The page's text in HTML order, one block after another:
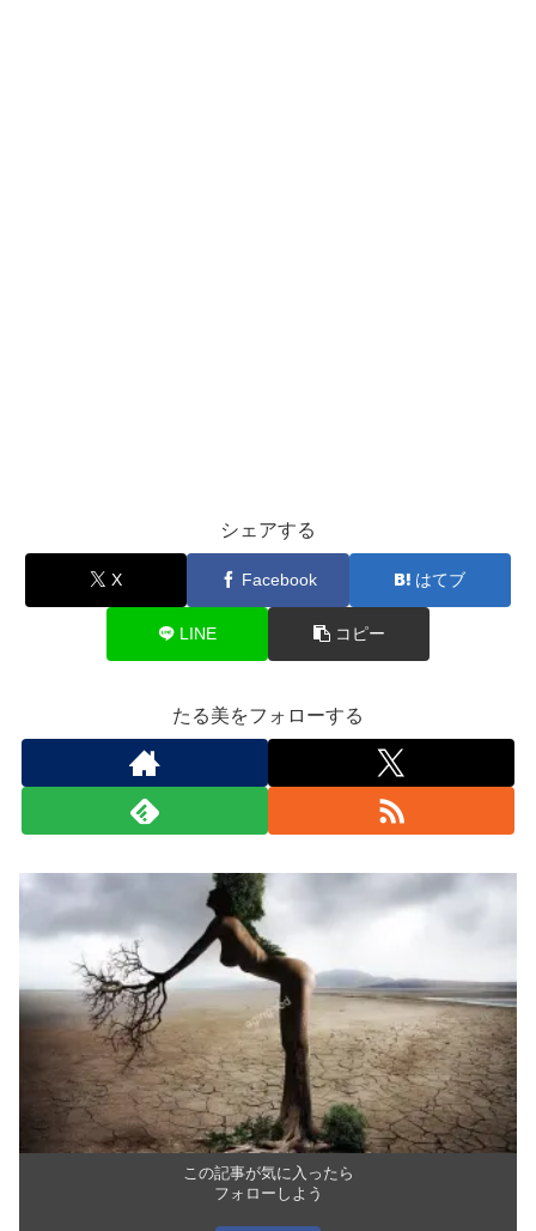
シェアする
X Facebook はてブ
LINE コピー
たる美をフォローする
この記事が気に入ったら
フォローしよう